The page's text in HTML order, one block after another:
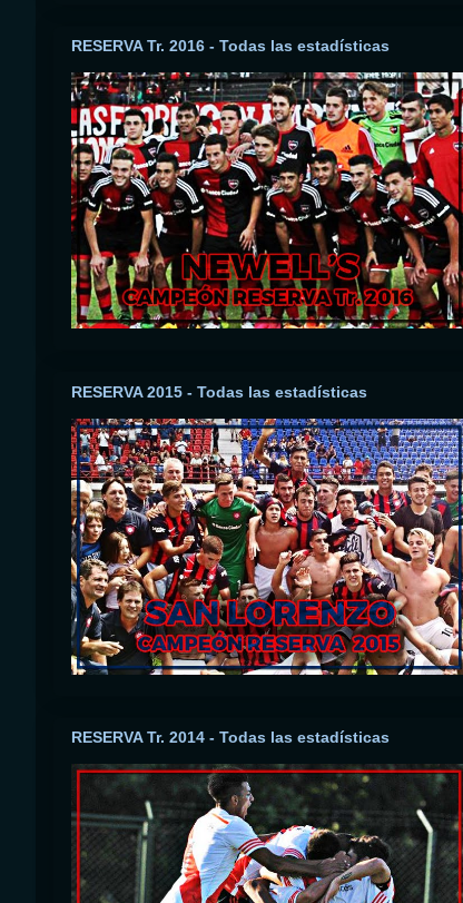
RESERVA Tr. 2016 - Todas las estadísticas
RESERVA 2015 - Todas las estadísticas
RESERVA Tr. 2014 - Todas las estadísticas